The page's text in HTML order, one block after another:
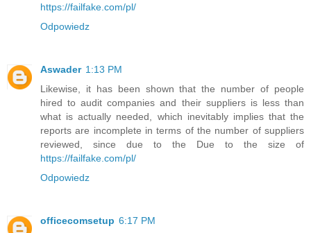
https://failfake.com/pl/
Odpowiedz
Aswader 1:13 PM
Likewise, it has been shown that the number of people
hired to audit companies and their suppliers is less than
what is actually needed, which inevitably implies that the
reports are incomplete in terms of the number of suppliers
reviewed, since due to the Due to the size of
https://failfake.com/pl/
Odpowiedz
officecomsetup 6:17 PM